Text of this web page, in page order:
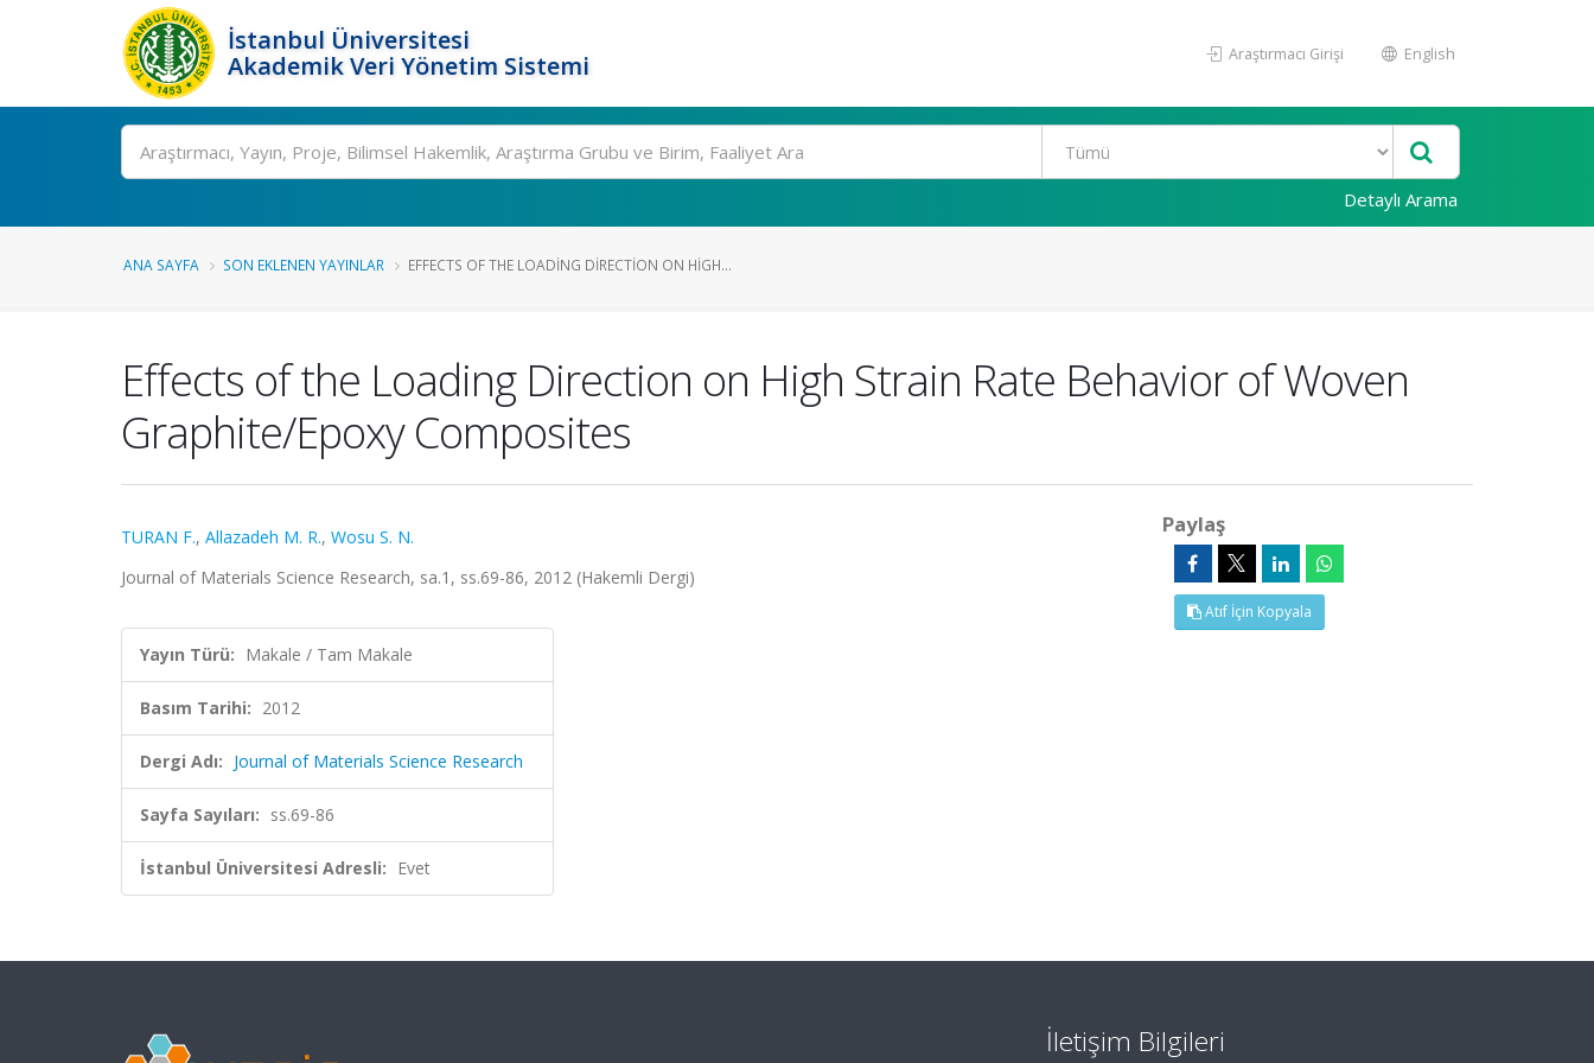
İstanbul Üniversitesi
Akademik Veri Yönetim Sistemi
Araştırmacı Girişi English
Ara
Detaylı Arama
ANA SAYFA SON EKLENEN YAYINLAR EFFECTS OF THE LOADING DIRECTION ON HIGH...
Effects of the Loading Direction on High Strain Rate Behavior of Woven
Graphite/Epoxy Composites
TURAN F., Allazadeh M. R., Wosu S. N.
Journal of Materials Science Research, sa.1, ss.69-86, 2012 (Hakemli Dergi)
Yayın Türü: Makale / Tam Makale
Basım Tarihi: 2012
Dergi Adı: Journal of Materials Science Research
Sayfa Sayıları: ss.69-86
İstanbul Üniversitesi Adresli: Evet
Paylaş
Atıf İçin Kopyala
İletişim Bilgileri